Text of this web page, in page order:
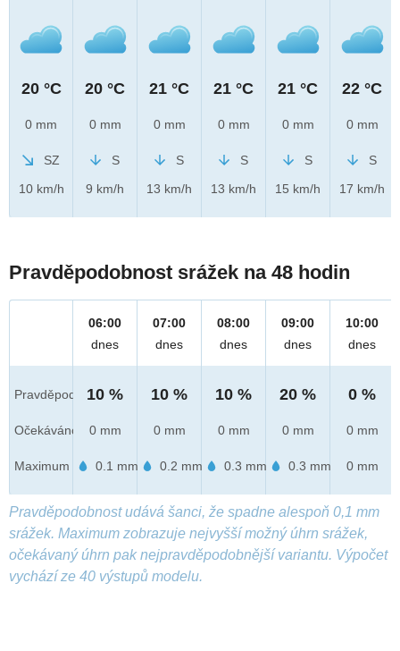
20 °C
0 mm
SZ
10 km/h
20 °C
0 mm
S
9 km/h
21 °C
0 mm
S
13 km/h
21 °C
0 mm
S
13 km/h
21 °C
0 mm
S
15 km/h
22 °C
0 mm
S
17 km/h
Pravděpodobnost srážek na 48 hodin
Pravděpod.
Očekáváno
Maximum
06:00
dnes
10 %
0 mm
0.1 mm
07:00
dnes
10 %
0 mm
0.2 mm
08:00
dnes
10 %
0 mm
0.3 mm
09:00
dnes
20 %
0 mm
0.3 mm
10:00
dnes
0 %
0 mm
0 mm
Pravděpodobnost udává šanci, že spadne alespoň 0,1 mm
srážek. Maximum zobrazuje nejvyšší možný úhrn srážek,
očekávaný úhrn pak nejpravděpodobnější variantu. Výpočet
vychází ze 40 výstupů modelu.